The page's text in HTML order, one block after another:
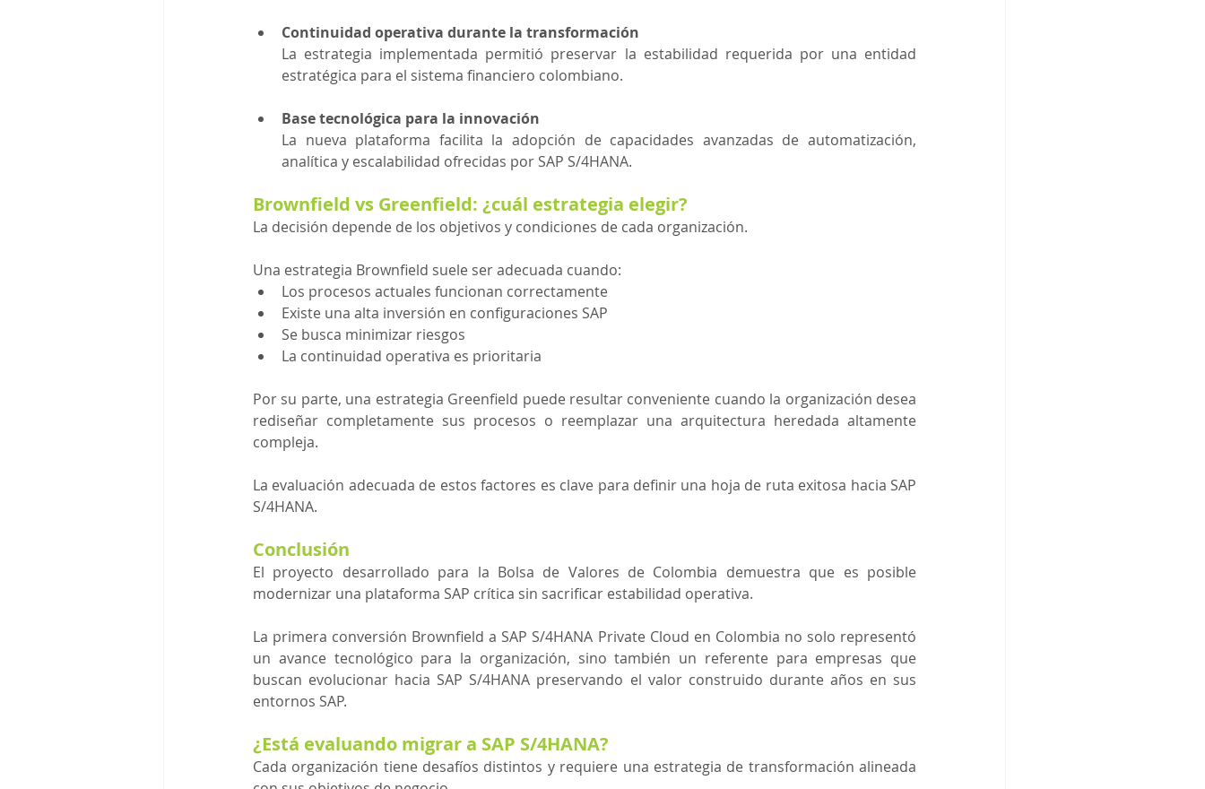
Continuidad operativa durante la transformación
La estrategia implementada permitió preservar la estabilidad requerida por una entidad
estratégica para el sistema financiero colombiano.
Base tecnológica para la innovación
La nueva plataforma facilita la adopción de capacidades avanzadas de automatización,
analítica y escalabilidad ofrecidas por SAP S/4HANA.
Brownfield vs Greenfield: ¿cuál estrategia elegir?
La decisión depende de los objetivos y condiciones de cada organización.
Una estrategia Brownfield suele ser adecuada cuando:
Los procesos actuales funcionan correctamente
Existe una alta inversión en configuraciones SAP
Se busca minimizar riesgos
La continuidad operativa es prioritaria
Por su parte, una estrategia Greenfield puede resultar conveniente cuando la organización desea
rediseñar completamente sus procesos o reemplazar una arquitectura heredada altamente
compleja.
La evaluación adecuada de estos factores es clave para definir una hoja de ruta exitosa hacia SAP
S/4HANA.
Conclusión
El proyecto desarrollado para la Bolsa de Valores de Colombia demuestra que es posible
modernizar una plataforma SAP crítica sin sacrificar estabilidad operativa.
La primera conversión Brownfield a SAP S/4HANA Private Cloud en Colombia no solo representó
un avance tecnológico para la organización, sino también un referente para empresas que
buscan evolucionar hacia SAP S/4HANA preservando el valor construido durante años en sus
entornos SAP.
¿Está evaluando migrar a SAP S/4HANA?
Cada organización tiene desafíos distintos y requiere una estrategia de transformación alineada